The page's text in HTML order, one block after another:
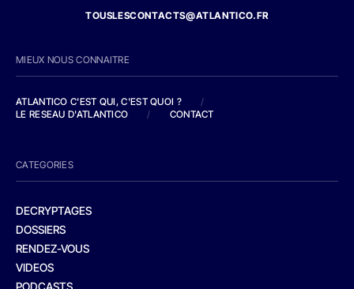
TOUSLESCONTACTS@ATLANTICO.FR
MIEUX NOUS CONNAITRE
ATLANTICO C'EST QUI, C'EST QUOI ?
/
LE RESEAU D'ATLANTICO
/ CONTACT
CATEGORIES
DECRYPTAGES
DOSSIERS
RENDEZ-VOUS
VIDEOS